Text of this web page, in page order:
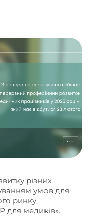
різних
умов для
ринку
для медиків».